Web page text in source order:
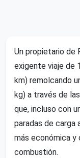
Un propietario de
exigente viaje de
km) remolcando
kg) a través de
que, incluso con
paradas de carga
más económica
combustión.